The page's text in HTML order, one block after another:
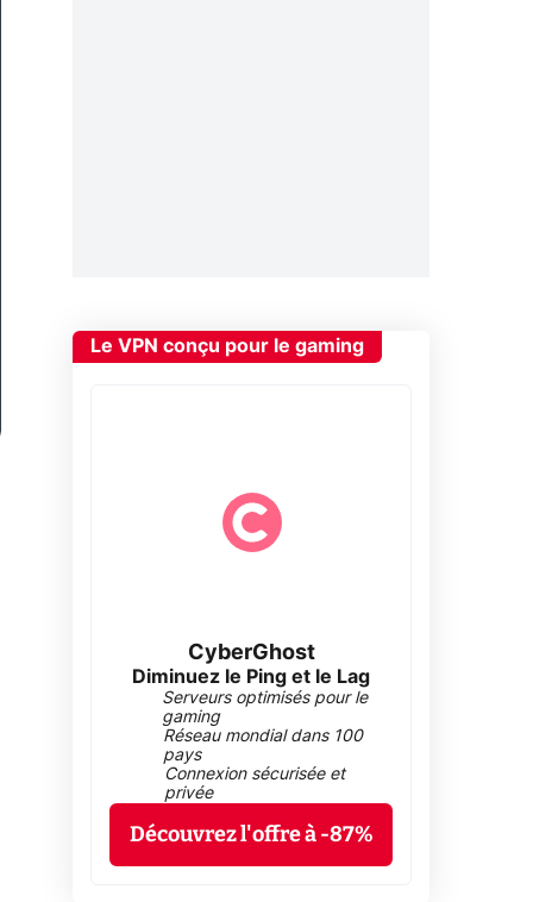
Le VPN conçu pour le gaming
CyberGhost
Diminuez le Ping et le Lag
Serveurs optimisés pour le
gaming
Réseau mondial dans 100
pays
Connexion sécurisée et
privée
Découvrez l'offre à -87%